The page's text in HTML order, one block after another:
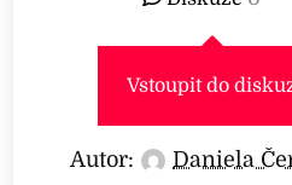
Vstoupit do
Autor: Daniela